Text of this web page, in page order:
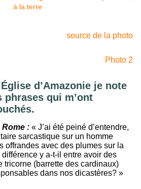
source de la photo
Photo 2
d’Amazonie je note
qui m’ont
: « J’ai été peiné d’entendre,
sarcastique sur un homme
offrandes avec des plumes sur la
y a-t-il entre avoir des
tricorne (barrette des cardinaux)
dans nos dicastères? »